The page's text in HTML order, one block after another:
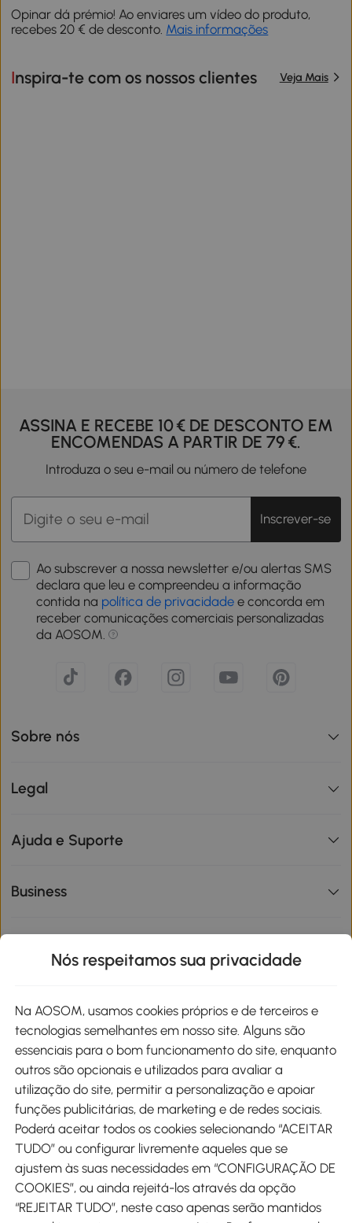
Opinar dá prémio! Ao enviares um vídeo do produto,
recebes 20 € de desconto. Mais informações
Inspira-te com os nossos clientes Veja Mais
ASSINA E RECEBE 10 € DE DESCONTO EM
ENCOMENDAS A PARTIR DE 79 €.
Introduza o seu e-mail ou número de telefone
Inscrever-se
Ao subscrever a nossa newsletter e/ou alertas SMS
declara que leu e compreendeu a informação
contida na política de privacidade e concorda em
receber comunicações comerciais personalizadas
da AOSOM.
Sobre nós
Legal
Ajuda e Suporte
Business
Métodos de pagamento
Envio
Nós respeitamos sua privacidade
Na AOSOM, usamos cookies próprios e de terceiros e
tecnologias semelhantes em nosso site. Alguns são
essenciais para o bom funcionamento do site, enquanto
outros são opcionais e utilizados para avaliar a
utilização do site, permitir a personalização e apoiar
funções publicitárias, de marketing e de redes sociais.
Poderá aceitar todos os cookies selecionando “ACEITAR
TUDO” ou configurar livremente aqueles que se
ajustem às suas necessidades em “CONFIGURAÇÃO DE
COOKIES”, ou ainda rejeitá-los através da opção
“REJEITAR TUDO”, neste caso apenas serão mantidos